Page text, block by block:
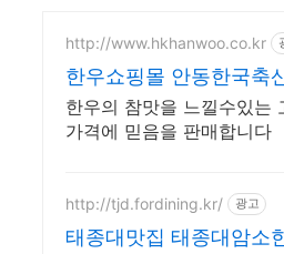
http://www.hkhanwoo.co.kr
한우쇼핑몰 안동한국축
한우의 참맛을 느낄수있는
가격에 믿음을 판매합니다
http://tjd.fordining.kr/ 광고
태종대맛집 태종대암소